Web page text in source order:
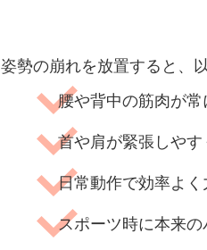
姿勢の崩れを放置すると、
腰や背中の筋肉が
首や肩が緊張しやす
日常動作で効率よ
スポーツ時に本来